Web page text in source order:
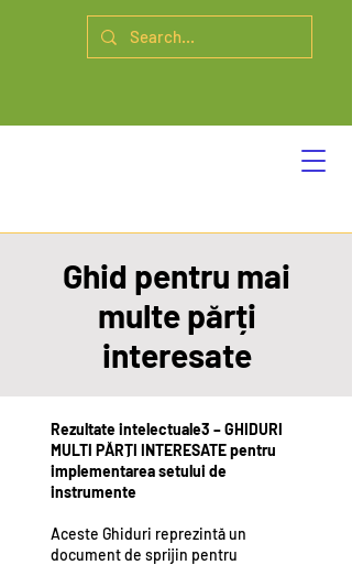
Ghid pentru mai
multe părți
interesate
Rezultate intelectuale3 – GHIDURI
MULTI PĂRȚI INTERESATE pentru
implementarea setului de
instrumente
Aceste Ghiduri reprezintă un
document de sprijin pentru